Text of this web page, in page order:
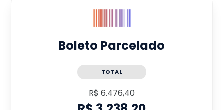
Boleto Parcelado
TOTAL
R$ 6.476,40